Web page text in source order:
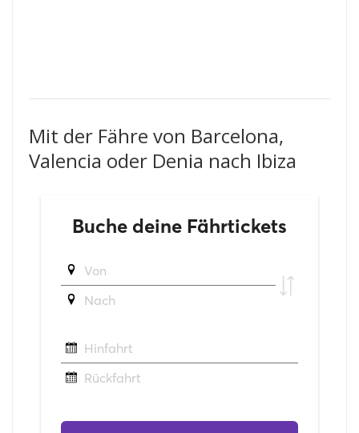
Mit der Fähre von Barcelona,
Valencia oder Denia nach Ibiza